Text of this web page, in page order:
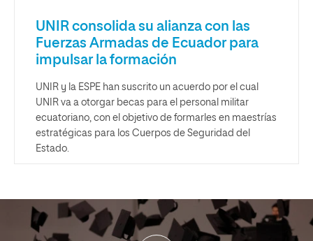
UNIR consolida su alianza con las
Fuerzas Armadas de Ecuador para
impulsar la formación
UNIR y la ESPE han suscrito un acuerdo por el cual
UNIR va a otorgar becas para el personal militar
ecuatoriano, con el objetivo de formarles en maestrías
estratégicas para los Cuerpos de Seguridad del
Estado.